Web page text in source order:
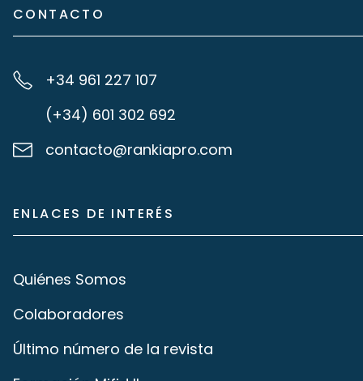
CONTACTO
+34 961 227 107
(+34) 601 302 692
contacto@rankiapro.com
ENLACES DE INTERÉS
Quiénes Somos
Colaboradores
Último número de la revista